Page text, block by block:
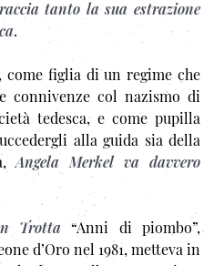
tanto la sua estrazione
.
come figlia di un regime che
connivenze col nazismo di
tedesca, e come pupilla
alla guida sia della
Angela Merkel va davvero
Trotta “Anni di piombo”,
d’Oro nel 1981, metteva in